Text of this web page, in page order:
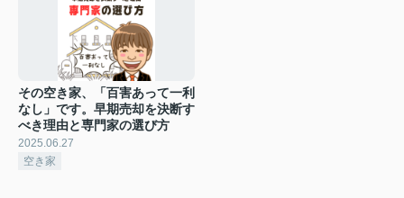
その空き家、「百害あって一利
なし」です。早期売却を決断す
べき理由と専門家の選び方
2025.06.27
空き家